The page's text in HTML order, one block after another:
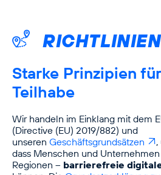
RICHTLINIEN
Starke Prinzipien
Teilhabe
Wir handeln im Einklang mit dem
(Directive (EU) 2019/882) und
unseren Geschäftsgrundsätzen
,
dass Menschen und
Regionen – barrierefreie